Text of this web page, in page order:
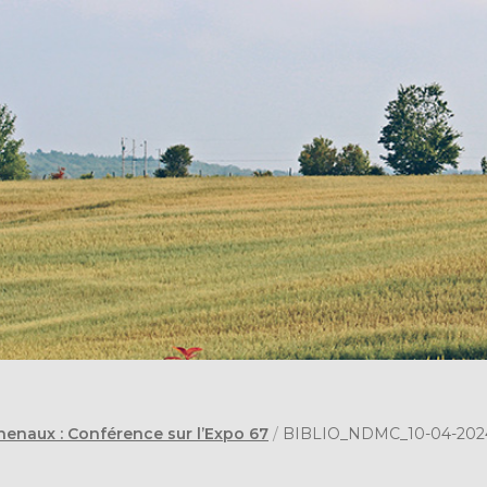
: Conférence sur l’Expo 67 / BIBLIO_NDMC_10-04-